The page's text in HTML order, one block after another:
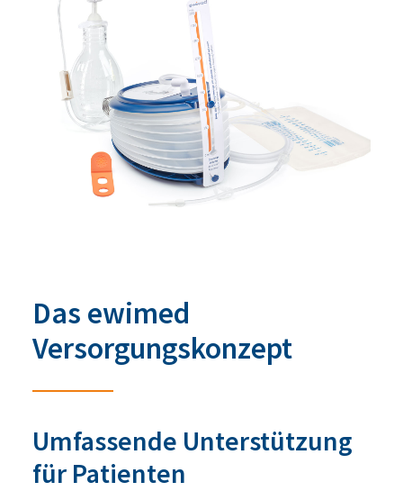
Das ewimed
Versorgungskonzept
Umfassende Unterstützung
für Patienten